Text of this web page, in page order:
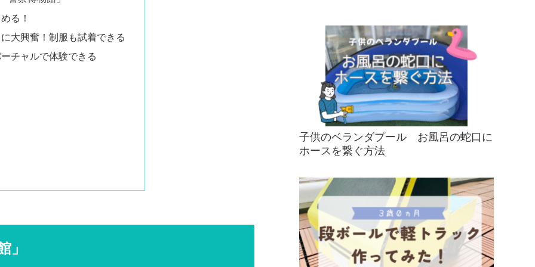
る！
大興奮！制服も試着できる
チャルで体験できる
」
子供のベランダプール お風呂の蛇口に
ホースを繋ぐ方法